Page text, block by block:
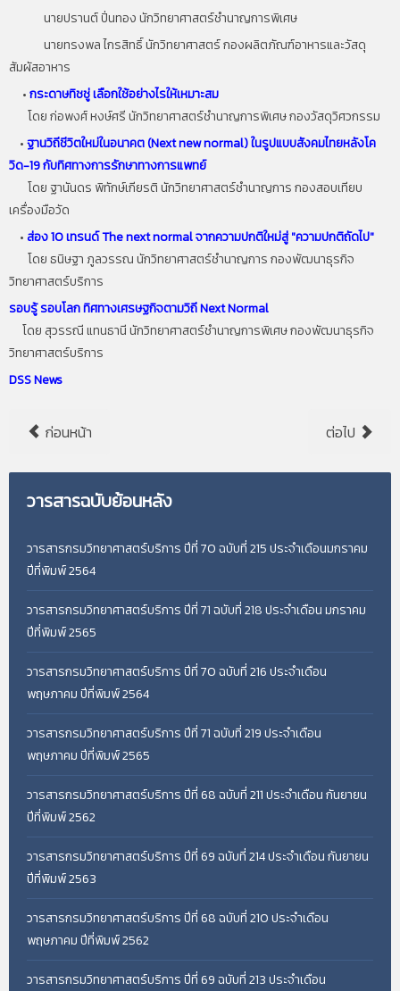
นายปรานต์ ปิ่นทอง นักวิทยาศาสตร์ชำนาญการพิเศษ
นายทรงพล ไกรสิทธิ์ นักวิทยาศาสตร์ กองผลิตภัณฑ์อาหารและวัสดุ
สัมผัสอาหาร
•กระดาษทิชชู่ เลือกใช้อย่างไรให้เหมาะสม
โดย ก่อพงศ์ หงษ์ศรี นักวิทยาศาสตร์ชำนาญการพิเศษ กองวัสดุวิศวกรรม
•ฐานวิถีชีวิตใหม่ในอนาคต (Next new normal) ในรูปแบบสังคมไทยหลังโค
วิด-19 กับทิศทางการรักษาทางการแพทย์
โดย ฐานันดร พิทักษ์เกียรติ นักวิทยาศาสตร์ชำนาญการ กองสอบเทียบ
เครื่องมือวัด
•ส่อง 10 เทรนด์ The next normal จากความปกติใหม่สู่ "ความปกติถัดไป"
โดย ธนิษฐา ภูลวรรณ นักวิทยาศาสตร์ชำนาญการ กองพัฒนาธุรกิจ
วิทยาศาสตร์บริการ
รอบรู้ รอบโลก ทิศทางเศรษฐกิจตามวิถี Next Normal
โดย สุวรรณี แทนธานี นักวิทยาศาสตร์ชำนาญการพิเศษ กองพัฒนาธุรกิจ
วิทยาศาสตร์บริการ
DSS News
ก่อนหน้า ต่อไป
วารสารฉบับย้อนหลัง
วารสารกรมวิทยาศาสตร์บริการ ปีที่ 70 ฉบับที่ 215 ประจำเดือนมกราคม
ปีที่พิมพ์ 2564
วารสารกรมวิทยาศาสตร์บริการ ปีที่ 71 ฉบับที่ 218 ประจำเดือน มกราคม
ปีที่พิมพ์ 2565
วารสารกรมวิทยาศาสตร์บริการ ปีที่ 70 ฉบับที่ 216 ประจำเดือน
พฤษภาคม ปีที่พิมพ์ 2564
วารสารกรมวิทยาศาสตร์บริการ ปีที่ 71 ฉบับที่ 219 ประจำเดือน
พฤษภาคม ปีที่พิมพ์ 2565
วารสารกรมวิทยาศาสตร์บริการ ปีที่ 68 ฉบับที่ 211 ประจำเดือน กันยายน
ปีที่พิมพ์ 2562
วารสารกรมวิทยาศาสตร์บริการ ปีที่ 69 ฉบับที่ 214 ประจำเดือน กันยายน
ปีที่พิมพ์ 2563
วารสารกรมวิทยาศาสตร์บริการ ปีที่ 68 ฉบับที่ 210 ประจำเดือน
พฤษภาคม ปีที่พิมพ์ 2562
วารสารกรมวิทยาศาสตร์บริการ ปีที่ 69 ฉบับที่ 213 ประจำเดือน